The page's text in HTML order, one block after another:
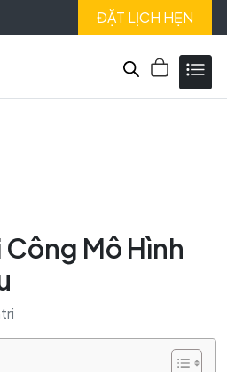
ĐẶT LỊCH HẸN
Công Mô Hình